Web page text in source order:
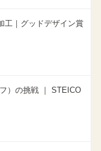
工｜グッドデザイン賞
）の挑戦 ｜ STEICO